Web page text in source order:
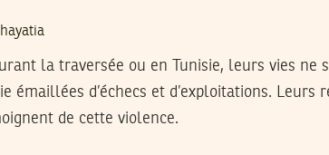
la traversée ou en Tunisie, leurs vies ne
émaillées d’échecs et d’exploitations. Leurs
de cette violence.